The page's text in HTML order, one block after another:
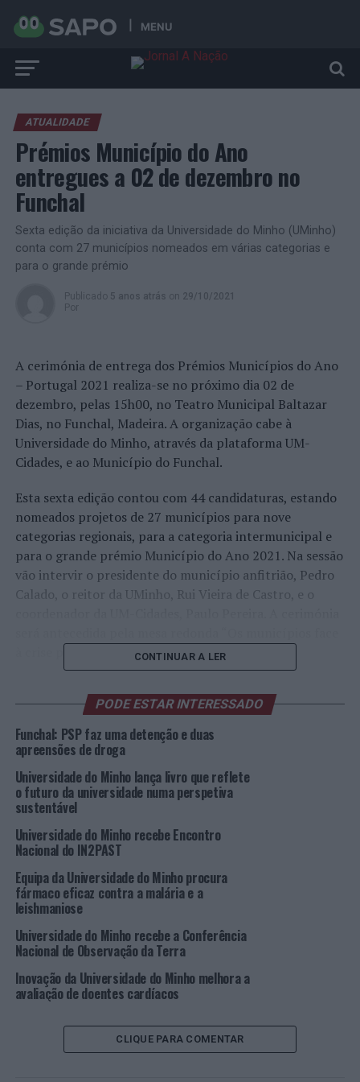
MENU
ATUALIDADE
Prémios Município do Ano
entregues a 02 de dezembro no
Funchal
Sexta edição da iniciativa da Universidade do Minho (UMinho)
conta com 27 municípios nomeados em várias categorias e
para o grande prémio
Publicado 5 anos atrás on 29/10/2021
Por
A cerimónia de entrega dos Prémios Municípios do Ano
– Portugal 2021 realiza-se no próximo dia 02 de
dezembro, pelas 15h00, no Teatro Municipal Baltazar
Dias, no Funchal, Madeira. A organização cabe à
Universidade do Minho, através da plataforma UM-
Cidades, e ao Município do Funchal.
Esta sexta edição contou com 44 candidaturas, estando
nomeados projetos de 27 municípios para nove
categorias regionais, para a categoria intermunicipal e
para o grande prémio Município do Ano 2021. Na sessão
vão intervir o presidente do município anfitrião, Pedro
Calado, o reitor da UMinho, Rui Vieira de Castro, e o
implementados pelos municípios com impacto no
território, na economia e na sociedade, promovendo o
crescimento, a inclusão e a sustentabilidade. Pretende,
territorialização do desenvolvimento, perspetivada a
partir da ação das autarquias, bem como valorizar
territórios de baixa densidade nas diferentes regiões do
país.
Os finalistas nomeados em 2021 são: Amares, Cabeceiras
de Basto e Monção (Norte com menos de 20 mil
habitantes); Amarante e Guimarães (Norte com mais de
20 mil habitantes); Maia, Porto, Santa Maria da Feira e
Valongo (Área Metropolitana do Porto); Arganil,
Pampilhosa da Serra e Vouzela (Centro com menos de
Vagos (Centro com mais de 20 mil habitantes); Arruda
dos Vinhos, Palmela e Vila Franca de Xira (Área
CONTINUAR A LER
PODE ESTAR INTERESSADO
Funchal: PSP faz uma detenção e duas
apreensões de droga
Universidade do Minho lança livro que reflete
o futuro da universidade numa perspetiva
sustentável
Universidade do Minho recebe Encontro
Nacional do IN2PAST
Equipa da Universidade do Minho procura
fármaco eficaz contra a malária e a
leishmaniose
Universidade do Minho recebe a Conferência
Nacional de Observação da Terra
Inovação da Universidade do Minho melhora a
avaliação de doentes cardíacos
CLIQUE PARA COMENTAR